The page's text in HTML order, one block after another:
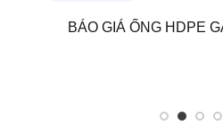
BÁO GIÁ ỐNG HDPE